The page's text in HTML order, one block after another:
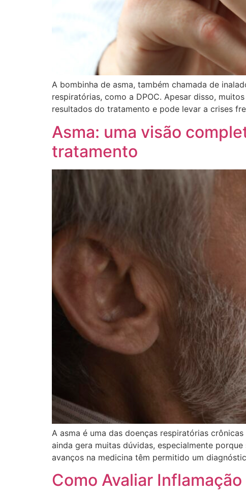
A bombinha de asma, também chamada de
respiratórias, como a DPOC. Apesar disso,
resultados do tratamento e pode levar a crises
Asma: uma visão
tratamento
A asma é uma das doenças respiratórias
ainda gera muitas dúvidas, especialmente
avanços na medicina têm permitido um
Como Avaliar